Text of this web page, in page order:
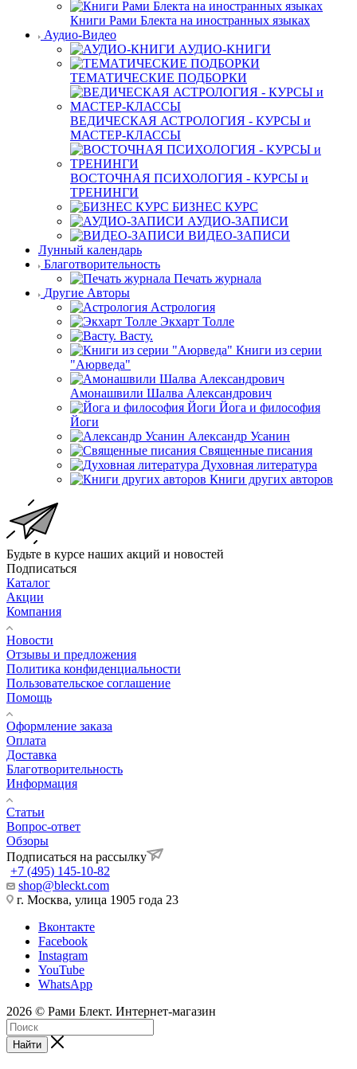
Книги Рами Блекта на иностранных языках
Аудио-Видео
АУДИО-КНИГИ
ТЕМАТИЧЕСКИЕ ПОДБОРКИ
ВЕДИЧЕСКАЯ АСТРОЛОГИЯ - КУРСЫ и
МАСТЕР-КЛАССЫ
ВОСТОЧНАЯ ПСИХОЛОГИЯ - КУРСЫ и
ТРЕНИНГИ
БИЗНЕС КУРС
АУДИО-ЗАПИСИ
ВИДЕО-ЗАПИСИ
Лунный календарь
Благотворительность
Печать журнала
Другие Aвторы
Астрология
Экхарт Толле
Васту.
Книги из серии
"Аюрведа"
Амонашвили Шалва Александрович
Йога и философия
Йоги
Александр Усанин
Священные писания
Духовная литература
Книги других авторов
Будьте в курсе наших акций и новостей
Подписаться
Каталог
Акции
Компания
Новости
Отзывы и предложения
Политика конфиденциальности
Пользовательское соглашение
Помощь
Оформление заказа
Оплата
Доставка
Благотворительность
Информация
Статьи
Вопрос-ответ
Обзоры
Подписаться на рассылку
+7 (495) 145-10-82
shop@bleckt.com
г. Москва, улица 1905 года 23
Вконтакте
Facebook
Instagram
YouTube
WhatsApp
2026 © Рами Блект. Интернет-магазин
Найти